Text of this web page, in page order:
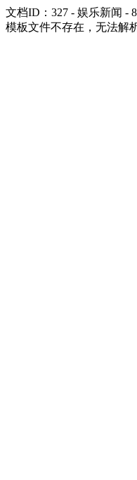
文档ID：327 - 娱乐新闻 -
模板文件不存在，无法解